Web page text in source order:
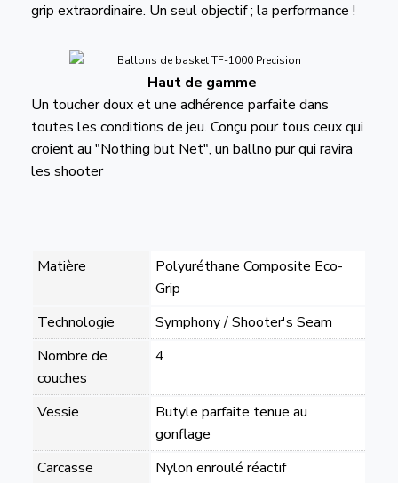
grip extraordinaire. Un seul objectif ; la performance !
Haut de gamme
Un toucher doux et une adhérence parfaite dans
toutes les conditions de jeu. Conçu pour tous ceux qui
croient au "Nothing but Net", un ballno pur qui ravira
les shooter
Matière
Polyuréthane Composite Eco-
Grip
Technologie
Symphony / Shooter's Seam
Nombre de
couches
4
Vessie
Butyle parfaite tenue au
gonflage
Carcasse
Nylon enroulé réactif